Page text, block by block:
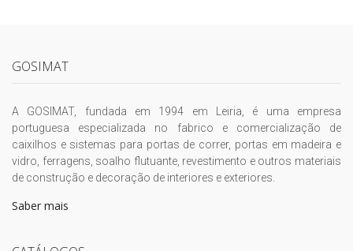
GOSIMAT
A GOSIMAT, fundada em 1994 em Leiria, é uma empresa
portuguesa especializada no fabrico e comercialização de
caixilhos e sistemas para portas de correr, portas em madeira e
vidro, ferragens, soalho flutuante, revestimento e outros materiais
de construção e decoração de interiores e exteriores.
Saber mais